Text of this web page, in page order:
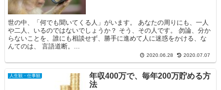
世の中、「何でも聞いてくる人」がいます。 あなたの周りにも、一人
や二人、いるのではないでしょうか？ そう、その人です。 勿論、分か
らないことを、誰にも相談せず、勝手に進めて人に迷惑をかける、な
んてのは、 言語道断。...
2020.06.28 2020.07.07
人生観・仕事観
年収400万で、毎年200万貯める方
法